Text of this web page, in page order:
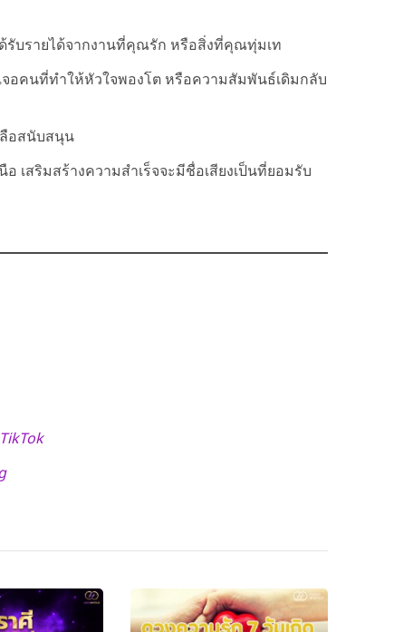
รับรายได้จากงานที่คุณรัก หรือสิ่งที่คุณทุ่มเท
อคนที่ทำให้หัวใจพองโต หรือความสัมพันธ์เดิมกลับ
ลือสนับสนุน
เสริมสร้างความสำเร็จจะมีชื่อเสียงเป็นที่ยอมรับ
TikTok